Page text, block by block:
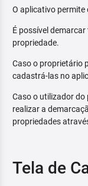
O aplicativo
É possível
propriedade.
Caso o proprietário
cadastrá-las no
Caso o utilizador do
realizar a
propriedades
Tela de